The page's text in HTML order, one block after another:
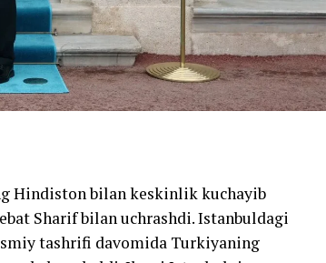
Hindiston bilan keskinlik kuchayib
Sharif bilan uchrashdi. Istanbuldagi
tashrifi davomida Turkiyaning